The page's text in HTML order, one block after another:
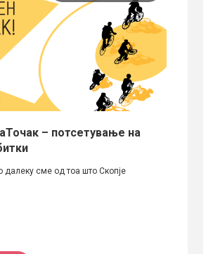
– потсетување на
далеку сме од тоа што Скопје
Вчера
беше